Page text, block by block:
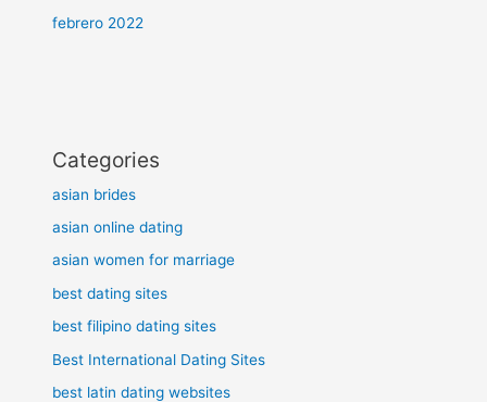
febrero 2022
Categories
asian brides
asian online dating
asian women for marriage
best dating sites
best filipino dating sites
Best International Dating Sites
best latin dating websites